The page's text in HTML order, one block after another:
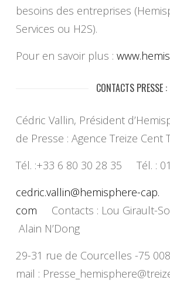
besoins des entreprises
Services ou H2S).
Pour en savoir plus :
CONTACTS PRESSE :
Cédric Vallin, Président
de Presse : Agence Treize Cent
Tél. :+33 6 80 30 28 35 Tél. :
cedric.vallin@hemisphere-cap.
com Contacts : Lou Girault-
Alain N’Dong
29-31 rue de Courcelles -75
mail : Presse_hemisphere@